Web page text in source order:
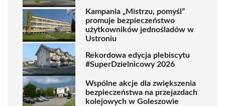
Kampania „Mistrzu, pomyśl”
promuje bezpieczeństwo
użytkowników jednośladów w
Ustroniu
Rekordowa edycja plebiscytu
#SuperDzielnicowy 2026
Wspólne akcje dla zwiększenia
bezpieczeństwa na przejazdach
kolejowych w Goleszowie